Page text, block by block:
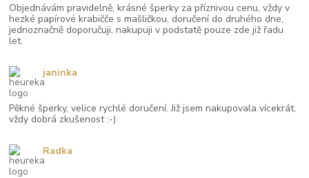
Objednávám pravidelně, krásné šperky za příznivou cenu, vždy v
hezké papírové krabičče s mašličkou, doručení do druhého dne,
jednoznačně doporučuji, nakupuji v podstatě pouze zde již řadu
let.
Pěkné šperky, velice rychlé doručení. Již jsem nakupovala vícekrát,
vždy dobrá zkušenost :-)
janinka
Radka